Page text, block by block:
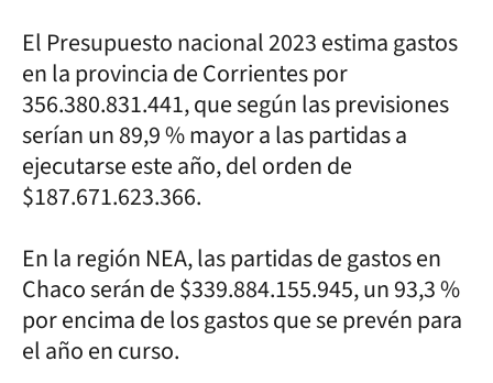
El Presupuesto nacional 2023 estima gastos
en la provincia de Corrientes por
356.380.831.441, que según las previsiones
serían un 89,9 % mayor a las partidas a
ejecutarse este año, del orden de
$187.671.623.366.
En la región NEA, las partidas de gastos en
Chaco serán de $339.884.155.945, un 93,3 %
por encima de los gastos que se prevén para
el año en curso.